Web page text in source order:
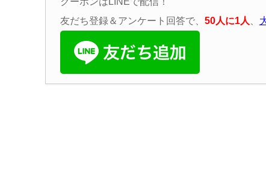
友だち登録＆アンケート回答で、 50人に1人